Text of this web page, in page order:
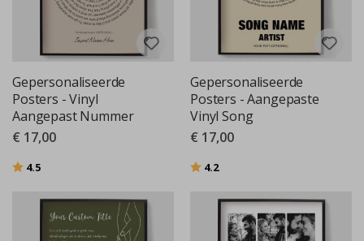
Gepersonaliseerde
Posters - Vinyl
Aangepast Nummer
€ 17,00
Beoordeling:
4.5
Gepersonaliseerde
Posters - Aangepaste
Vinyl Song
€ 17,00
Beoordeling:
4.2